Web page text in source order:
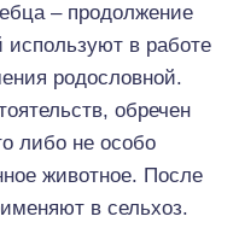
– продолжение
в работе
родословной.
обречен
либо не особо
животное. После
в сельхоз.